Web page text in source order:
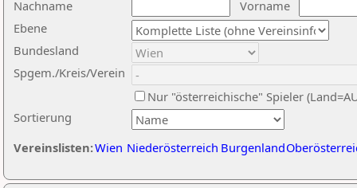
Nachname
Vorname
Ebene
Sortierung
Bundesland
Spgem./Kreis/Verein
Nur "österreichische" Spieler
Vereinslisten:Wien Niederösterreich Burgenland